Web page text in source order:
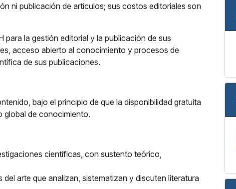
ni publicación de artículos; sus costos editoriales son
para la gestión editorial y la publicación de sus
acceso abierto al conocimiento y procesos de
de sus publicaciones.
bajo el principio de que la disponibilidad gratuita
global de conocimiento.
científicas, con sustento teórico,
arte que analizan, sistematizan y discuten literatura